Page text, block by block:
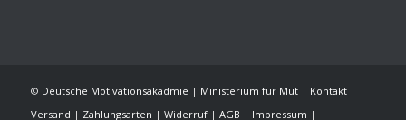
© Deutsche Motivationsakadmie | Ministerium für Mut| Kontakt|
Versand | Zahlungsarten | Widerruf| AGB | Impressum |